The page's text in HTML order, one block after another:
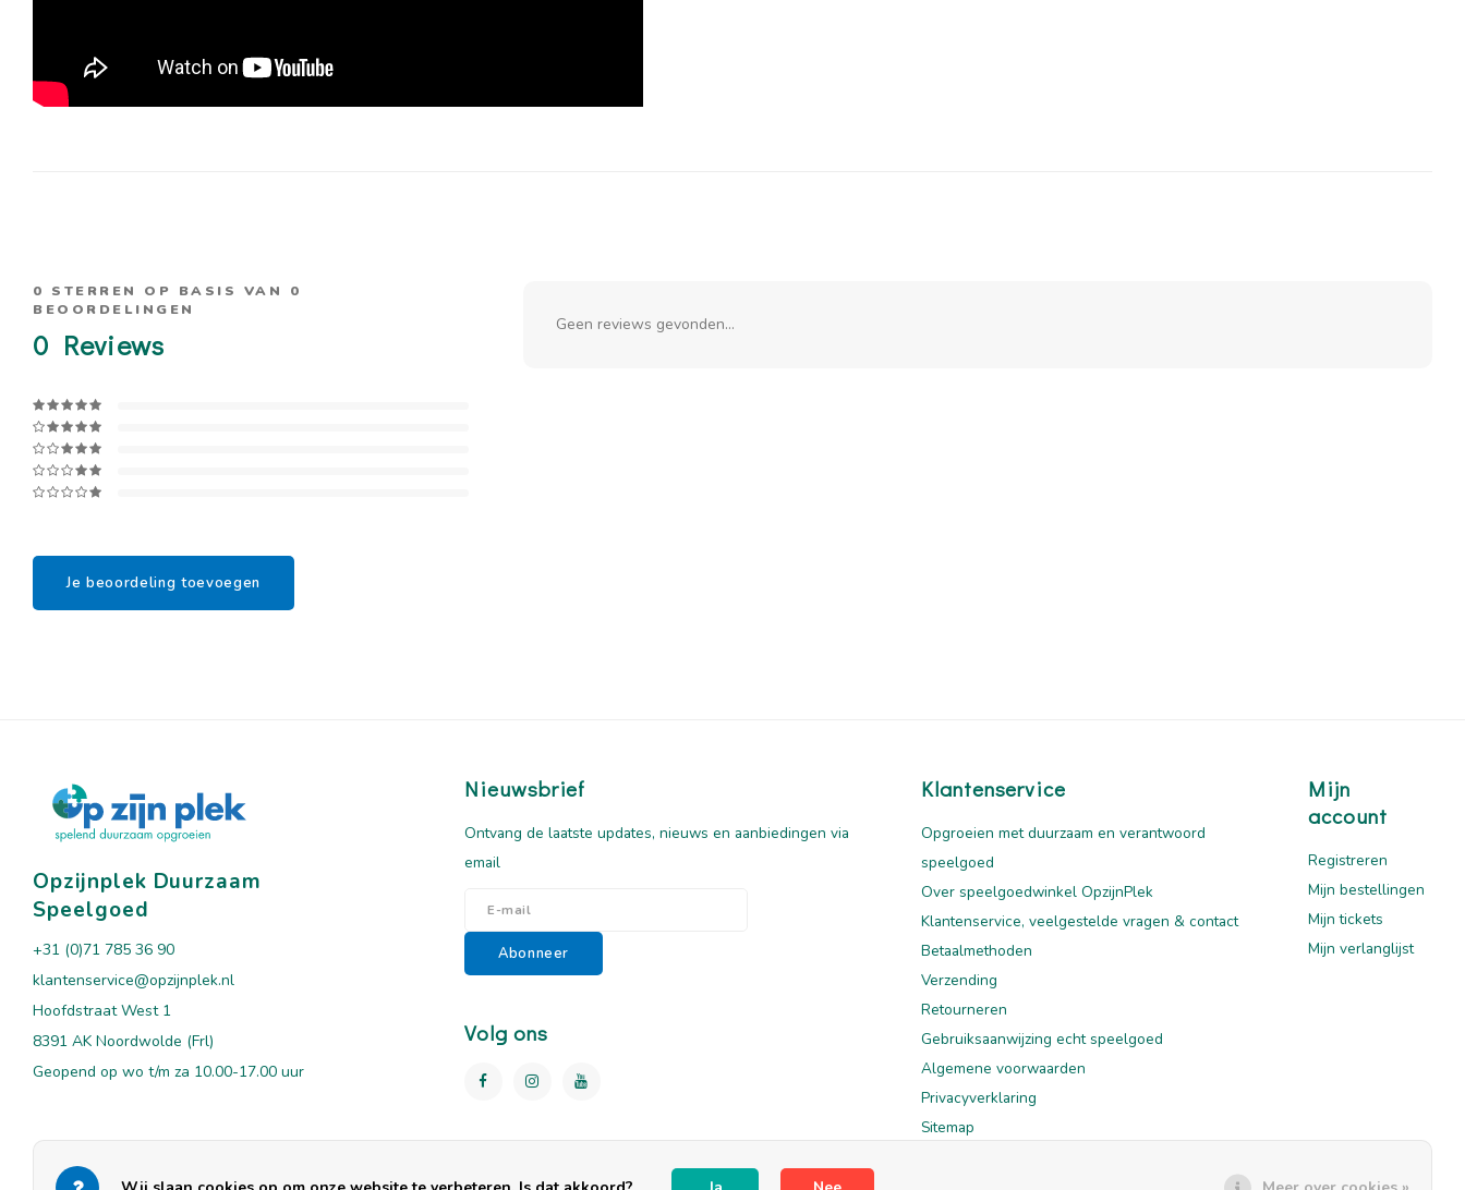
0 STERREN OP BASIS VAN 0
BEOORDELINGEN
0 Reviews
Je beoordeling toevoegen
Geen reviews gevonden...
Opzijnplek Duurzaam
Speelgoed
+31 (0)71 785 36 90
klantenservice@opzijnplek.nl
Hoofdstraat West 1
8391 AK Noordwolde (Frl)
Geopend op wo t/m za 10.00-17.00 uur
Nieuwsbrief
Ontvang de laatste updates, nieuws en aanbiedingen via
email
Abonneer
Volg ons
Klantenservice
Opgroeien met duurzaam en verantwoord
speelgoed
Over speelgoedwinkel OpzijnPlek
Klantenservice, veelgestelde vragen & contact
Betaalmethoden
Verzending
Retourneren
Gebruiksaanwijzing echt speelgoed
Algemene voorwaarden
Privacyverklaring
Sitemap
Mijn
account
Registreren
Mijn bestellingen
Mijn tickets
Mijn verlanglijst